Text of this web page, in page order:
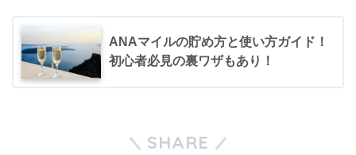
ANAマイルの貯め方と使い方ガイド！
初心者必見の裏ワザもあり！
SHARE